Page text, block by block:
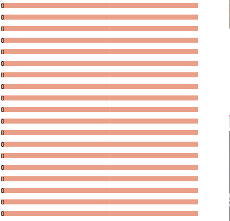
0
0
0
0
0
0
0
0
0
0
0
0
0
0
0
0
0
0
0